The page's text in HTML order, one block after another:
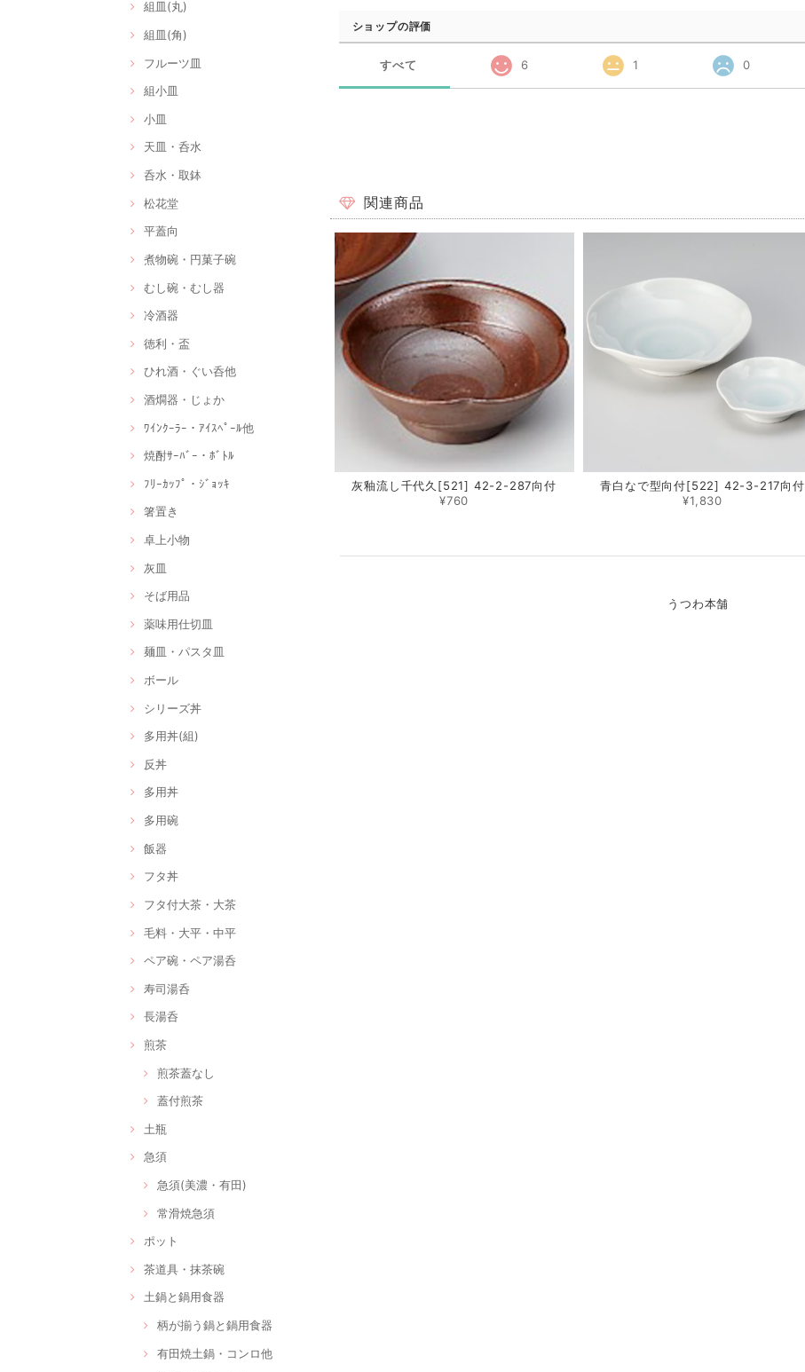
組皿(丸)
組皿(角)
フルーツ皿
組小皿
小皿
天皿・呑水
呑水・取鉢
松花堂
平蓋向
煮物碗・円菓子碗
むし碗・むし器
冷酒器
徳利・盃
ひれ酒・ぐい呑他
酒燗器・じょか
ﾜｲﾝｸｰﾗｰ・ｱｲｽﾍﾟｰﾙ他
焼酎ｻｰﾊﾞｰ・ﾎﾞﾄﾙ
ﾌﾘｰｶｯﾌﾟ・ｼﾞｮｯｷ
箸置き
卓上小物
灰皿
そば用品
薬味用仕切皿
麺皿・パスタ皿
ボール
シリーズ丼
多用丼(組)
反丼
多用丼
多用碗
飯器
フタ丼
フタ付大茶・大茶
毛料・大平・中平
ペア碗・ペア湯呑
寿司湯呑
長湯呑
煎茶
煎茶蓋なし
蓋付煎茶
土瓶
急須
急須(美濃・有田)
常滑焼急須
ポット
茶道具・抹茶碗
土鍋と鍋用食器
柄が揃う鍋と鍋用食器
有田焼土鍋・コンロ他
ショップの評価
すべて 6 1 0
関連商品
灰釉流し千代久[521] 42-2-287向付
¥760
青白なで型向付[522] 42-3-217向付
¥1,830
うつわ本舗